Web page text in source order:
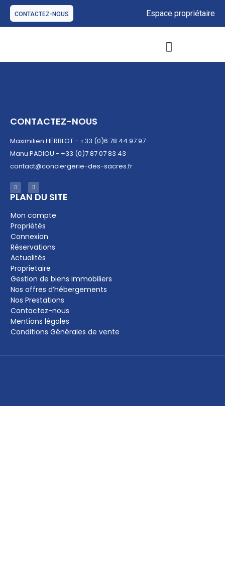
CONTACTEZ-NOUS Espace propriétaire
CONTACTEZ-NOUS
Maximilien HERBLOT - +33 (0)6 78 44 97 97
Manu PADIOU - +33 (0)7 87 07 83 43
contact@conciergerie-des-sacres.fr
PLAN DU SITE​
Mon compte
Propriétés
Connexion
Réservations
Actualités
Proprietaire
Gestion de biens immobiliers
Nos offres d’hébergements
Nos Prestations
Contactez-nous
Mentions légales
Conditions Générales de vente